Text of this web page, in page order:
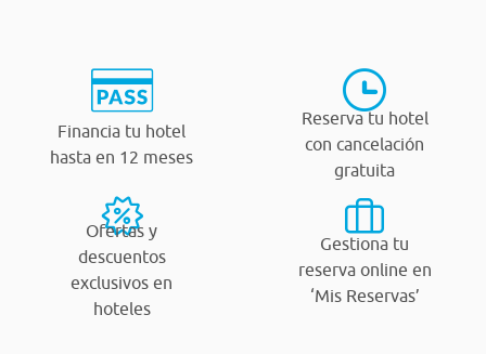
Financia tu hotel
hasta en 12 meses
Reserva tu hotel
con cancelación
gratuita
Ofertas y
descuentos
exclusivos en
hoteles
Gestiona tu
reserva online en
‘Mis Reservas’